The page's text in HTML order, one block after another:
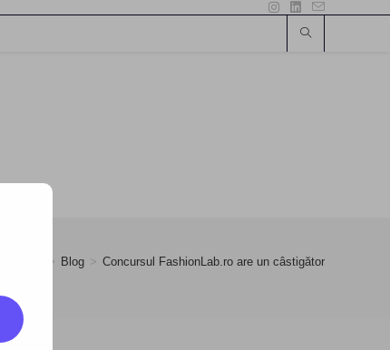
> Blog > Concursul FashionLab.ro are un câstigător